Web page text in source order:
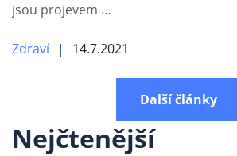
jsou projevem …
Zdraví 14.7.2021
Další články
Nejčtenější